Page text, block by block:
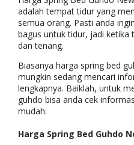
adalah tempat tidur yang
semua orang. Pasti anda
bagus untuk tidur, jadi ketika
dan tenang.
Biasanya harga spring bed
mungkin sedang mencari
lengkapnya. Baiklah, untuk
guhdo bisa anda cek
mudah:
Harga Spring Bed Guhdo